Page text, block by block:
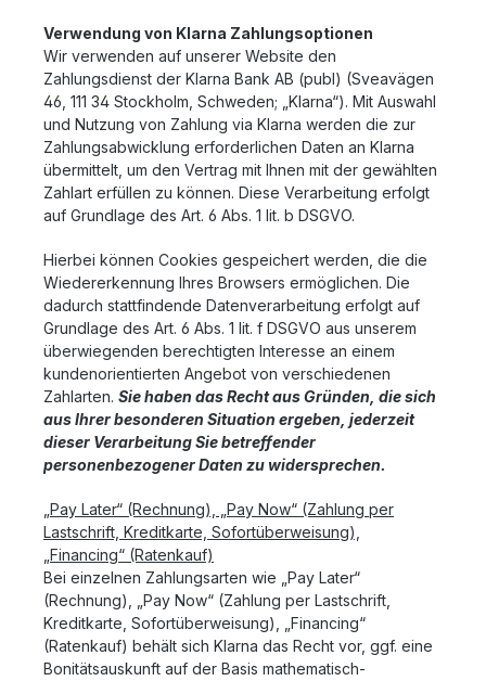
Verwendung von Klarna Zahlungsoptionen
Wir verwenden auf unserer Website den
Zahlungsdienst der Klarna Bank AB (publ) (Sveavägen
46, 111 34 Stockholm, Schweden; „Klarna“). Mit Auswahl
und Nutzung von Zahlung via Klarna werden die zur
Zahlungsabwicklung erforderlichen Daten an Klarna
übermittelt, um den Vertrag mit Ihnen mit der gewählten
Zahlart erfüllen zu können. Diese Verarbeitung erfolgt
auf Grundlage des Art. 6 Abs. 1 lit. b DSGVO.
Hierbei können Cookies gespeichert werden, die die
Wiedererkennung Ihres Browsers ermöglichen. Die
dadurch stattfindende Datenverarbeitung erfolgt auf
Grundlage des Art. 6 Abs. 1 lit. f DSGVO aus unserem
überwiegenden berechtigten Interesse an einem
kundenorientierten Angebot von verschiedenen
Zahlarten. Sie haben das Recht aus Gründen, die sich
aus Ihrer besonderen Situation ergeben, jederzeit
dieser Verarbeitung Sie betreffender
personenbezogener Daten zu widersprechen.
„Pay Later“ (Rechnung), „Pay Now“ (Zahlung per
Lastschrift, Kreditkarte, Sofortüberweisung),
„Financing“ (Ratenkauf)
Bei einzelnen Zahlungsarten wie
Pay Later“
(Rechnung), „Pay Now“ (Zahlung per Lastschrift,
Kreditkarte, Sofortüberweisung), „Financing“
(Ratenkauf) behält sich Klarna das Recht vor, ggf. eine
Bonitätsauskunft auf der Basis mathematisch-